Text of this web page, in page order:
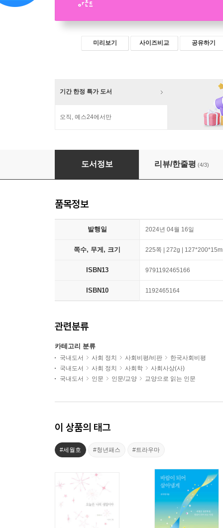
미리보기 사이즈비교 공유하기
기간 한정 특가 도서
오직, 예스24에서만
달라붙는 감정들
도서정보 리뷰/한줄평 (4/3)
품목정보
발행일 2024년 04월 16일
쪽수, 무게, 크기 225쪽 | 272g |
ISBN13 9791192465166
ISBN10 1192465164
관련분류
카테고리 분류
국내도서 사회 정치 사회비평/비판
한국사회비평
국내도서
사회 정치 사회학
사회사상(사)
국내도서
인문 인문/교양 교양으로 읽는 인문
이 상품의 태그
#세월호 #청년패스 #트라우마